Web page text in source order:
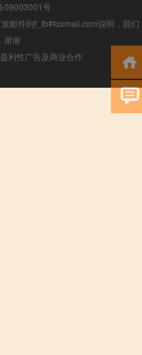
09003001号
邮件到f_fb#foxmail.com说明，我们
谢谢
利性广告及商业合作